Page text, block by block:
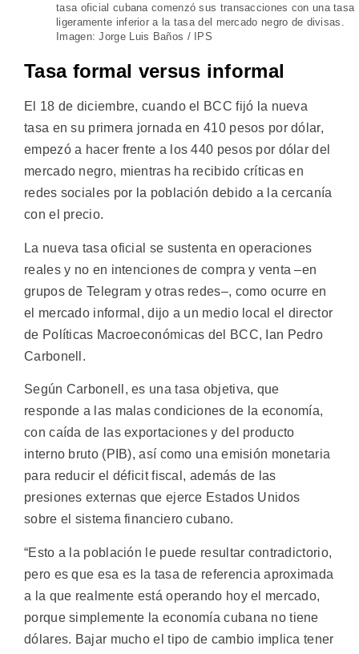
tasa oficial cubana comenzó sus transacciones con una tasa
ligeramente inferior a la tasa del mercado negro de divisas.
Imagen: Jorge Luis Baños / IPS
Tasa formal versus informal
El 18 de diciembre, cuando el BCC fijó la nueva
tasa en su primera jornada en 410 pesos por dólar,
empezó a hacer frente a los 440 pesos por dólar del
mercado negro, mientras ha recibido críticas en
redes sociales por la población debido a la cercanía
con el precio.
La nueva tasa oficial se sustenta en operaciones
reales y no en intenciones de compra y venta –en
grupos de Telegram y otras redes–, como ocurre en
el mercado informal, dijo a un medio local el director
de Políticas Macroeconómicas del BCC, Ian Pedro
Carbonell.
Según Carbonell, es una tasa objetiva, que
responde a las malas condiciones de la economía,
con caída de las exportaciones y del producto
interno bruto (PIB), así como una emisión monetaria
para reducir el déficit fiscal, además de las
presiones externas que ejerce Estados Unidos
sobre el sistema financiero cubano.
“Esto a la población le puede resultar contradictorio,
pero es que esa es la tasa de referencia aproximada
a la que realmente está operando hoy el mercado,
porque simplemente la economía cubana no tiene
dólares. Bajar mucho el tipo de cambio implica tener